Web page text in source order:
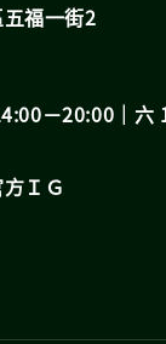
福一街2
一
－20:00｜六
ＩＧ